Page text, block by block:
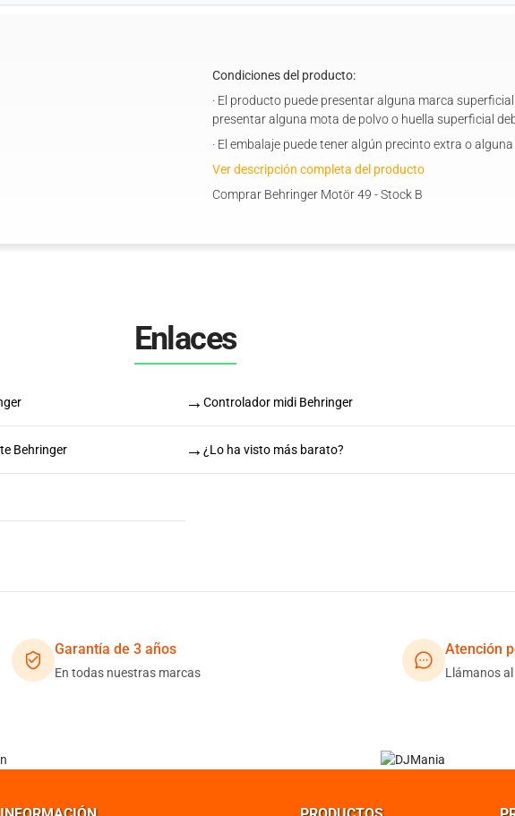
Condiciones del producto:
· El producto puede presentar alguna marca
presentar alguna mota de polvo o huella superficial
· El embalaje puede tener algún precinto extra o
Ver descripción completa del producto
Comprar Behringer Motör 49 - Stock B
Enlaces
→ Controlador midi Behringer
Behringer → ¿Lo ha visto más barato?
Garantía de 3 años
En todas nuestras marcas
Atención
Llámanos